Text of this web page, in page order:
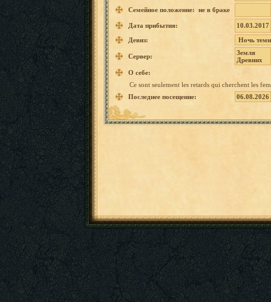
Семейное положение: не в браке
Дата прибытия:
10.03.2017
Девиз:
Ночь
Сервер:
Земля
Древних
О себе:
Ce sont seulement les retards qui cherchent les
Последнее посещение:
06.08.2026